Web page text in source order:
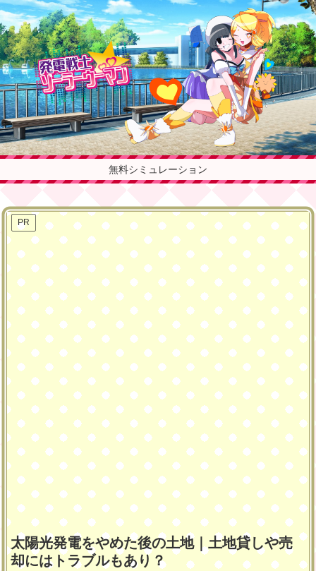
無料シミュレーション
PR
太陽光発電をやめた後の土地｜土地貸しや売
却にはトラブルもあり？